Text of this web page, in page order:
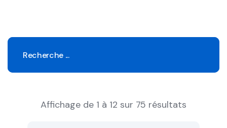
Affichage de 1 à 12 sur 75 résultats